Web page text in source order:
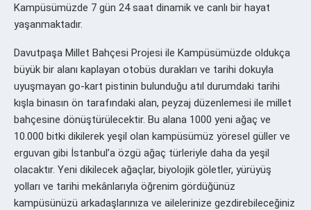
Kampüsümüzde 7 gün 24 saat dinamik ve canlı bir hayat
yaşanmaktadır.
Davutpaşa Millet Bahçesi Projesi ile Kampüsümüzde oldukça
büyük bir alanı kaplayan otobüs durakları ve tarihi dokuyla
uyuşmayan go-kart pistinin bulunduğu atıl durumdaki tarihi
kışla binasın ön tarafındaki alan, peyzaj düzenlemesi ile millet
bahçesine dönüştürülecektir. Bu alana 1000 yeni ağaç ve
10.000 bitki dikilerek yeşil olan kampüsümüz yöresel güller ve
erguvan gibi İstanbul’a özgü ağaç türleriyle daha da yeşil
olacaktır. Yeni dikilecek ağaçlar, biyolojik göletler, yürüyüş
yolları ve tarihi mekânlarıyla öğrenim gördüğünüz
kampüsünüzü arkadaşlarınıza ve ailelerinize gezdirebileceğiniz